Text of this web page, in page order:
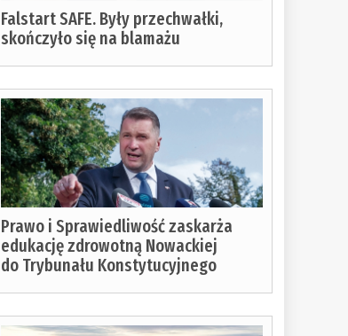
Falstart SAFE. Były przechwałki,
skończyło się na blamażu
Prawo i Sprawiedliwość zaskarża
edukację zdrowotną Nowackiej
do Trybunału Konstytucyjnego